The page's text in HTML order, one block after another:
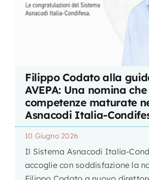
Filippo Codato alla
AVEPA: Una nomina
competenze maturate
Asnacodi Italia-
10 Giugno 2026
Il Sistema Asnacodi Italia-
accoglie con soddisfazione la